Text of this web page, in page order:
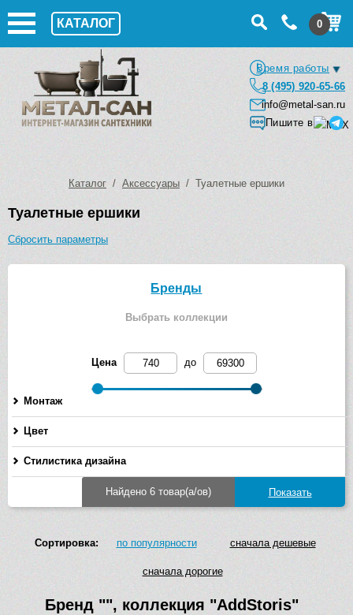
КАТАЛОГ 0
Время работы
8 (495) 920-65-66
info@metal-san.ru
Пишите в
Каталог / Аксессуары / Туалетные ершики
Туалетные ершики
Сбросить параметры
Бренды
Выбрать коллекции
Цена до
Монтаж
Цвет
Стилистика дизайна
Найдено 6 товар(а/ов)
Сортировка: по популярности сначала дешевые
сначала дорогие
Бренд "", коллекция "AddStoris"